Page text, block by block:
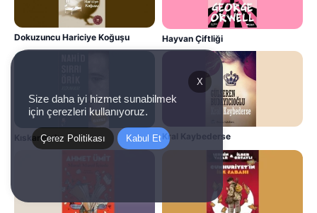
Dokuzuncu Hariciye Koğuşu Hayvan Çiftliği
Kıskanmak Kral Kaybederse
X
Size daha iyi hizmet sunabilmek
için çerezleri kullanıyoruz.
Çerez Politikası Kabul Et